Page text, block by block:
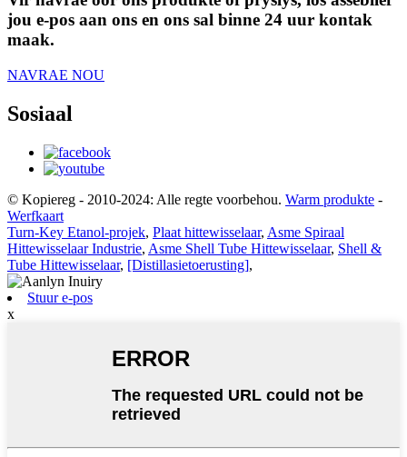
jou e-pos aan ons en ons sal binne 24 uur kontak
maak.
NAVRAE NOU
Sosiaal
© Kopiereg - 2010-2024: Alle regte voorbehou. Warm produkte -
Werfkaart
Turn-Key Etanol-projek, Plaat hittewisselaar, Asme Spiraal
Hittewisselaar Industrie, Asme Shell Tube Hittewisselaar, Shell &
Tube Hittewisselaar, [Distillasietoerusting],
Stuur e-pos
x